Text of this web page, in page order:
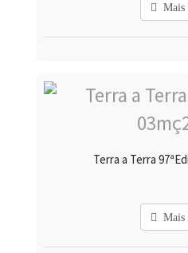
Mais
Terra a Terra
Mais